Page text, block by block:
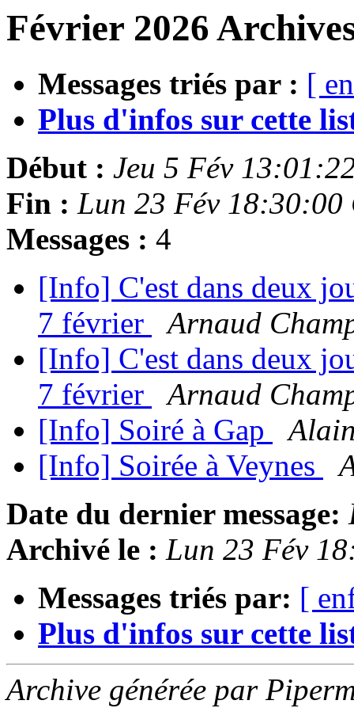
Février 2026
Messages triés par : [
Plus d'infos sur cette
Début : Jeu 5 Fév
Fin : Lun 23 Fév 18:30:00
Messages : 4
[Info] C'est dans deux
7 février
Arnaud
[Info] C'est dans deux
7 février
Arnaud
[Info] Soiré à Gap
[Info] Soirée à Veynes
Date du dernier message:
Archivé le : Lun 23 Fév
Messages triés par: [
Plus d'infos sur cette
Archive générée par